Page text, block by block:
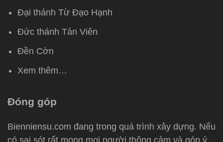
Đại thánh Từ Đạo Hạnh
Đức thánh Tản Viên
Đền Cờn
Xem thêm…
Đóng góp
Bienniensu.com đang trong quá trình xây dựng. Nếu
có sai sót rất mong mọi người thông cảm và góp ý